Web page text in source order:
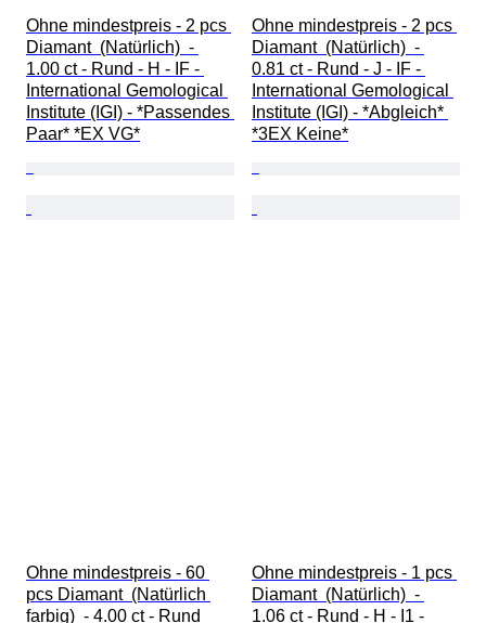
Ohne mindestpreis - 2 pcs
Diamant  (Natürlich)  -
1.00 ct - Rund - H - IF -
International Gemological
Institute (IGI) - *Passendes
Paar* *EX VG*
Ohne mindestpreis - 2 pcs
Diamant  (Natürlich)  -
0.81 ct - Rund - J - IF -
International Gemological
Institute (IGI) - *Abgleich*
*3EX Keine*
Ohne mindestpreis - 60
pcs Diamant  (Natürlich
farbig)  - 4.00 ct - Rund
Ohne mindestpreis - 1 pcs
Diamant  (Natürlich)  -
1.06 ct - Rund - H - I1 -